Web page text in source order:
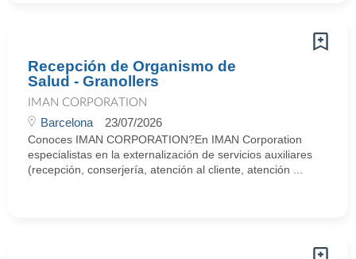
Recepción de Organismo de
Salud - Granollers
IMAN CORPORATION
Barcelona 23/07/2026
Conoces IMAN CORPORATION?En IMAN Corporation
especialistas en la externalización de servicios auxiliares
(recepción, conserjería, atención al cliente, atención ...